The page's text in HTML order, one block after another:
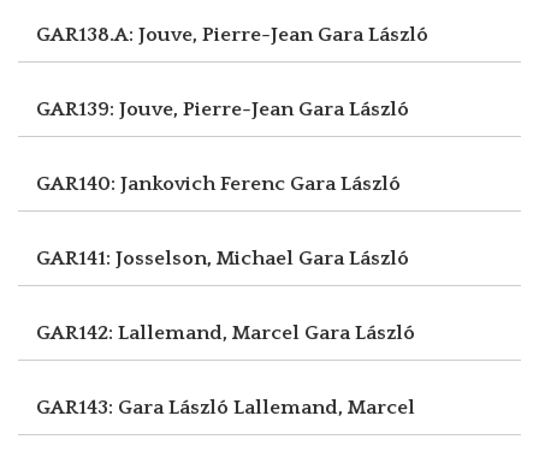
GAR138.A: Jouve, Pierre-Jean Gara László
GAR139: Jouve, Pierre-Jean Gara László
GAR140: Jankovich Ferenc Gara László
GAR141: Josselson, Michael Gara László
GAR142: Lallemand, Marcel Gara László
GAR143: Gara László Lallemand, Marcel